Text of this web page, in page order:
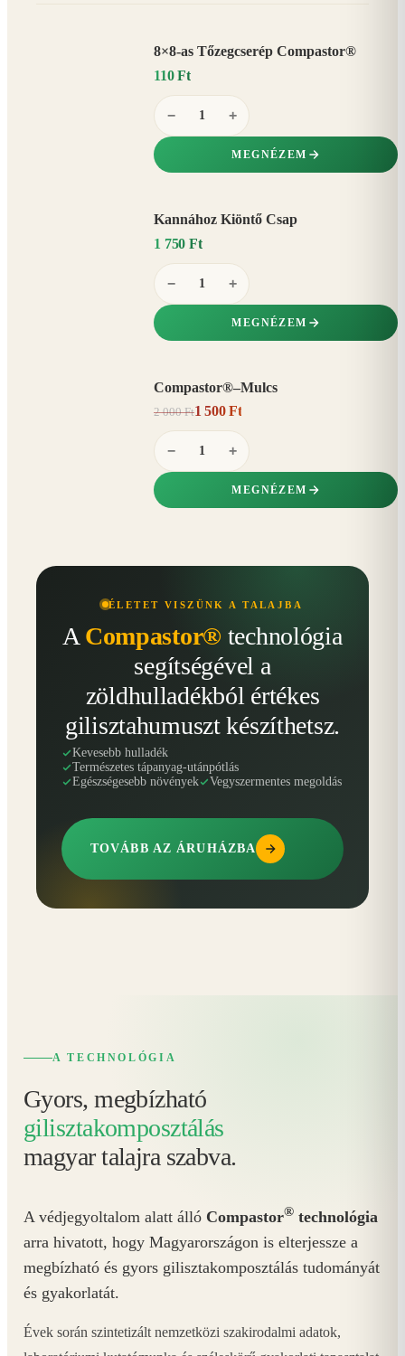
8×8-as Tőzegcserép Compastor®
110 Ft
− +
MEGNÉZEM
Kannához Kiöntő Csap
1 750 Ft
− +
MEGNÉZEM
Compastor®–Mulcs
2 000 Ft1 500 Ft
− +
MEGNÉZEM
ÉLETET VISZÜNK A TALAJBA
A Compastor® technológia
segítségével a
zöldhulladékból értékes
gilisztahumuszt készíthetsz.
Kevesebb hulladék
Természetes tápanyag-utánpótlás
Egészségesebb növények
Vegyszermentes megoldás
TOVÁBB AZ ÁRUHÁZBA
A TECHNOLÓGIA
Gyors, megbízható
gilisztakomposztálás
magyar talajra szabva.
A védjegyoltalom alatt álló Compastor® technológia
arra hivatott, hogy Magyarországon is elterjessze a
megbízható és gyors gilisztakomposztálás tudományát
és gyakorlatát.
Évek során szintetizált nemzetközi szakirodalmi adatok,